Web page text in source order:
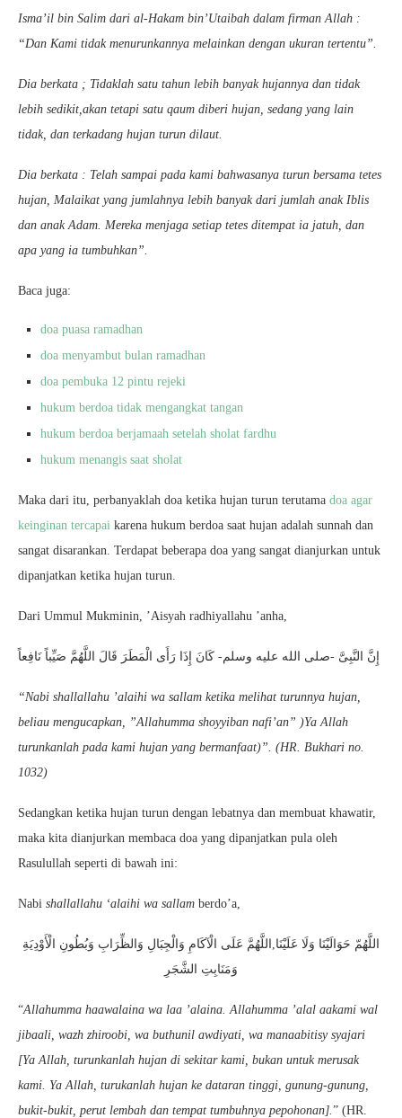
Isma’il bin Salim dari al-Hakam bin’Utaibah dalam firman Allah :
“Dan Kami tidak menurunkannya melainkan dengan ukuran tertentu”.
Dia berkata ; Tidaklah satu tahun lebih banyak hujannya dan tidak
lebih sedikit,akan tetapi satu qaum diberi hujan, sedang yang lain
tidak, dan terkadang hujan turun dilaut.
Dia berkata : Telah sampai pada kami bahwasanya turun bersama tetes
hujan, Malaikat yang jumlahnya lebih banyak dari jumlah anak Iblis
dan anak Adam. Mereka menjaga setiap tetes ditempat ia jatuh, dan
apa yang ia tumbuhkan”.
Baca juga:
doa puasa ramadhan
doa menyambut bulan ramadhan
doa pembuka 12 pintu rejeki
hukum berdoa tidak mengangkat tangan
hukum berdoa berjamaah setelah sholat fardhu
hukum menangis saat sholat
Maka dari itu, perbanyaklah doa ketika hujan turun terutama doa agar
keinginan tercapai karena hukum berdoa saat hujan adalah sunnah dan
sangat disarankan. Terdapat beberapa doa yang sangat dianjurkan untuk
dipanjatkan ketika hujan turun.
Dari Ummul Mukminin, ’Aisyah radhiyallahu ’anha,
إِنَّ النَّبِىَّ -صلى الله عليه وسلم- كَانَ إِذَا رَأَى الْمَطَرَ قَالَ اللَّهُمَّ صَيِّباً نَافِعاً
“Nabi shallallahu ’alaihi wa sallam ketika melihat turunnya hujan,
beliau mengucapkan, ”Allahumma shoyyiban nafi’an” )Ya Allah
turunkanlah pada kami hujan yang bermanfaat)”. (HR. Bukhari no.
1032)
Sedangkan ketika hujan turun dengan lebatnya dan membuat khawatir,
maka kita dianjurkan membaca doa yang dipanjatkan pula oleh
Rasulullah seperti di bawah ini:
Nabi shallallahu ‘alaihi wa sallam berdo’a,
اللَّهُمّ حَوَالَيْنَا وَلَا عَلَيْنَا,اللَّهُمَّ عَلَى الْآكَامِ وَالْجِبَالِ وَالظِّرَابِ وَبُطُونِ الْأَوْدِيَةِ
وَمَنَابِتِ الشَّجَرِ
“Allahumma haawalaina wa laa ’alaina. Allahumma ’alal aakami wal
jibaali, wazh zhiroobi, wa buthunil awdiyati, wa manaabitisy syajari
[Ya Allah, turunkanlah hujan di sekitar kami, bukan untuk merusak
kami. Ya Allah, turukanlah hujan ke dataran tinggi, gunung-gunung,
bukit-bukit, perut lembah dan tempat tumbuhnya pepohonan].” (HR.